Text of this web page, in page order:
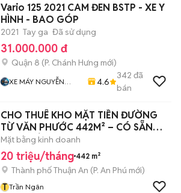
Vario 125 2021 CAM ĐEN BSTP - XE Y
HÌNH - BAO GÓP
2021 Tay ga Đã sử dụng
31.000.000 đ
Quận 8 (P. Chánh Hưng mới)
XE MÁY NGUYỄN
4.6
342 đã
bán
CHO THUÊ KHO MẶT TIỀN ĐƯỜNG
TỪ VĂN PHƯỚC 442M² – CÓ SẴN
VĂN PHÒNG
Mặt bằng kinh doanh
20 triệu/tháng 442 m²
Thành phố Thuận An (P. An Phú mới)
T Trần Ngân